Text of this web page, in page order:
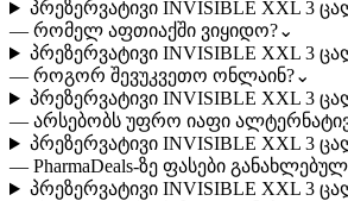
პრეზერვატივი INVISIBLE XXL 3
— რომელ აფთიაქში ვიყიდო?⌄
პრეზერვატივი INVISIBLE XXL 3
— როგორ შევუკვეთო ონლაინ?⌄
პრეზერვატივი INVISIBLE XXL 3
— არსებობს უფრო იაფი
პრეზერვატივი INVISIBLE XXL 3
— PharmaDeals-ზე ფასები
პრეზერვატივი INVISIBLE XXL 3